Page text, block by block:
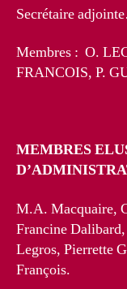
Secrétaire
Membres : O.
FRANCOIS, P.
MEMBRES
M.A. Macquaire,
Francine
Legros, Pierrette
François.